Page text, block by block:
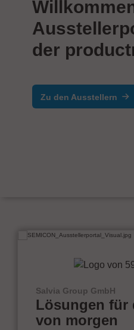
der
Zu den Ausstellern
Salvia Group GmbH
Lösungen für
von morgen